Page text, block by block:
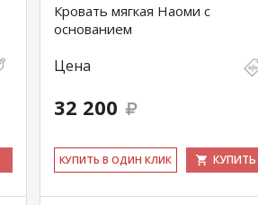
Кровать мягкая Наоми с
основанием
Цена
32 200
КУ­ПИТЬ В ОДИН КЛИК КУПИТЬ